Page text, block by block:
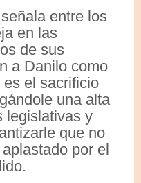
entre los
en las
de sus
a Danilo como
es el sacrificio
una alta
legislativas y
que no
por el